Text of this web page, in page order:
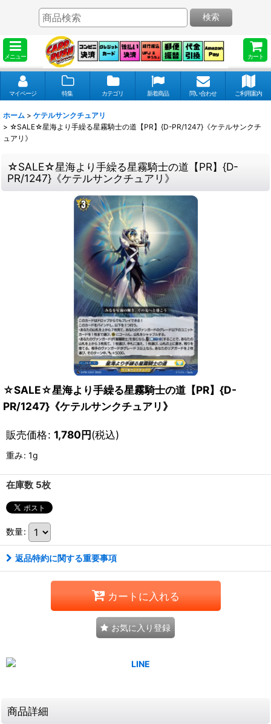
メニュー カート
検索
マイページ 特集 カテゴリ 新着商品 問い合わせ ご利用案内
ホーム > ケテルサンクチュアリ
> ☆SALE☆星海より手繰る星霧騎士の道【PR】{D-PR/1247}《ケテルサンクチ
ュアリ》
☆SALE☆星海より手繰る星霧騎士の道【PR】{D-
PR/1247}《ケテルサンクチュアリ》
☆SALE☆星海より手繰る星霧騎士の道【PR】{D-
PR/1247}《ケテルサンクチュアリ》
販売価格: 1,780円(税込)
重み: 1g
在庫数 5枚
数量:
返品特約に関する重要事項
カートに入れる
お気に入り登録
商品詳細